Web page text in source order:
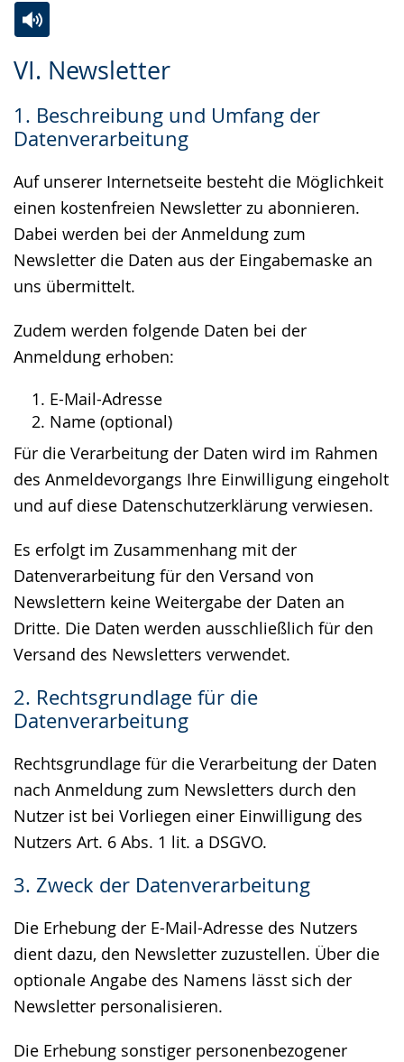
VI. Newsletter
1. Beschreibung und Umfang der
Datenverarbeitung
Auf unserer Internetseite besteht die Möglichkeit
einen kostenfreien Newsletter zu abonnieren.
Dabei werden bei der Anmeldung zum
Newsletter die Daten aus der Eingabemaske an
uns übermittelt.
Zudem werden folgende Daten bei der
Anmeldung erhoben:
E-Mail-Adresse
Name (optional)
Für die Verarbeitung der Daten wird im Rahmen
des Anmeldevorgangs Ihre Einwilligung eingeholt
und auf diese Datenschutzerklärung verwiesen.
Es erfolgt im Zusammenhang mit der
Datenverarbeitung für den Versand von
Newslettern keine Weitergabe der Daten an
Dritte. Die Daten werden ausschließlich für den
Versand des Newsletters verwendet.
2. Rechtsgrundlage für die
Datenverarbeitung
Rechtsgrundlage für die Verarbeitung der Daten
nach Anmeldung zum Newsletters durch den
Nutzer ist bei Vorliegen einer Einwilligung des
Nutzers Art. 6 Abs. 1 lit. a DSGVO.
3. Zweck der Datenverarbeitung
Die Erhebung der E-Mail-Adresse des Nutzers
dient dazu, den Newsletter zuzustellen. Über die
optionale Angabe des Namens lässt sich der
Newsletter personalisieren.
Die Erhebung sonstiger personenbezogener
Leichten
wechseln.
Audio-
Video
Deutscher
wird
angezeigt.